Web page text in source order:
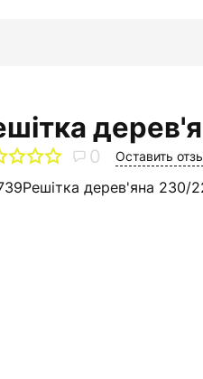
0 Оставить
Решітка дерев'яна 230/